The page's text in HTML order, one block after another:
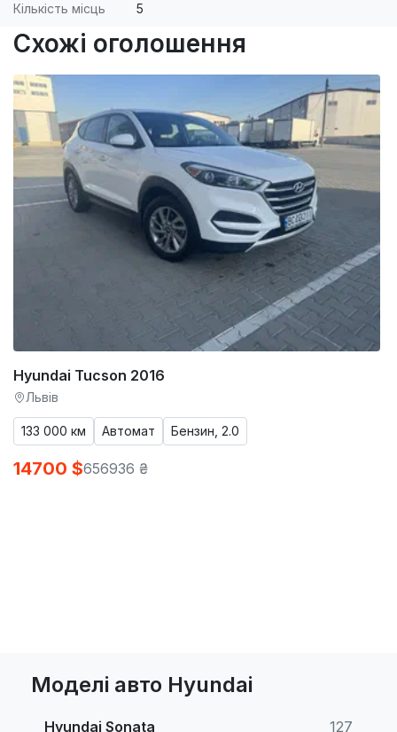
Кількість місць 5
Схожі оголошення
Hyundai Tucson 2016
Львів
133 000 км Автомат Бензин, 2.0
14700 $656936 ₴
Моделі авто Hyundai
Hyundai Sonata 127